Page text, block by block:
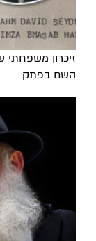
זיכרון משפחתי
השם בפתק